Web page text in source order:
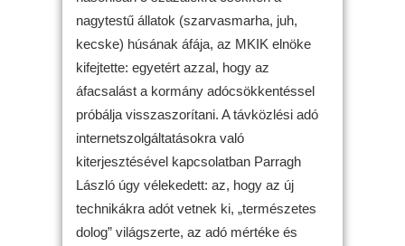
nagytestű állatok (szarvasmarha, juh,
kecske) húsának áfája, az MKIK elnöke
kifejtette: egyetért azzal, hogy az
áfacsalást a kormány adócsökkentéssel
próbálja visszaszorítani. A távközlési adó
internetszolgáltatásokra való
kiterjesztésével kapcsolatban Parragh
László úgy vélekedett: az, hogy az új
technikákra adót vetnek ki, „természetes
dolog” világszerte, az adó mértéke és